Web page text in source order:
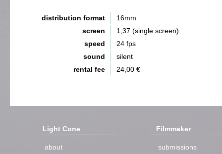
distribution format
16mm
screen
1,37 (single screen)
speed
24 fps
sound
silent
rental fee
24,00 €
Light Cone
about
Filmmaker
submissions